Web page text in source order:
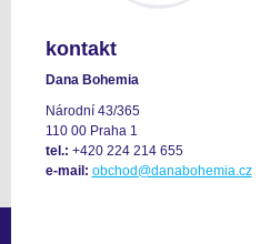
kontakt
Dana Bohemia
Národní 43/365
110 00 Praha 1
tel.: +420 224 214 655
e-mail: obchod@danabohemia.cz